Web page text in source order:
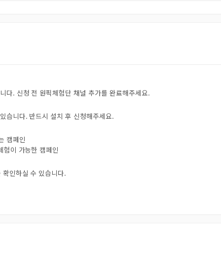
다. 신청 전 원픽체험단 채널 추가를 완료해주세요.
습니다. 반드시 설치 후 신청해주세요.
캠페인
이 가능한 캠페인
인하실 수 있습니다.